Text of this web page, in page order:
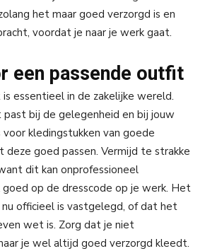
het maar goed verzorgd is en
voordat je naar je werk gaat.
een passende outfit
essentieel in de zakelijke wereld.
bij de gelegenheid en bij jouw
voor kledingstukken van goede
goed passen. Vermijd te strakke
dit kan onprofessioneel
op de dresscode op je werk. Het
officieel is vastgelegd, of dat het
wet is. Zorg dat je niet
je wel altijd goed verzorgd kleedt.